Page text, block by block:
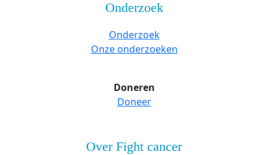
Onderzoek
Onderzoek
Onze onderzoeken
Doneren
Doneer
Over Fight cancer